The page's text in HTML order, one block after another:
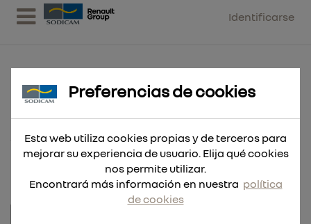
Identificarse
ENGRASADOR RECTO AT-503
W3/8' ACERO
Preferencias de cookies
Esta web utiliza cookies propias y de terceros para
mejorar su experiencia de usuario. Elija qué cookies
nos permite utilizar.
Encontrará más información en nuestra política
de cookies